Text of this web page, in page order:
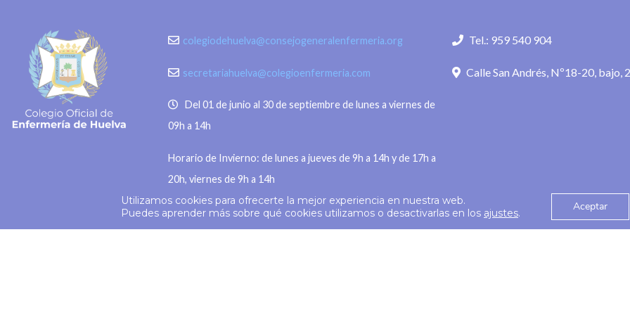
en segundos o sensibilidad a la luz,
entre otros. “La
Consejo General de
alcance sin perder la
colegiodehuelva@consejogeneralenfermeria.org
secretariahuelva@colegioenfermeria.com
Del 01 de junio al 30 de septiembre de lunes a viernes de
09h a 14h
Horario de Invierno: de lunes a jueves de 9h a 14h y de 17h a
20h, viernes de 9h a 14h
Tel.: 959 540 904
Calle San Andrés, Nº18-20, bajo,
© 2026 Colegio Enfermería Huelva Política de
Utilizamos cookies para ofrecerte la mejor experiencia en nuestra web.
Puedes aprender más sobre qué cookies utilizamos o desactivarlas en los ajustes. Aceptar